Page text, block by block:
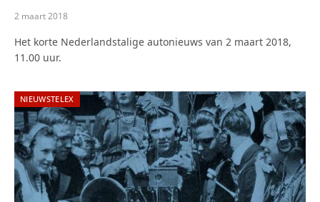
2 maart 2018
Het korte Nederlandstalige autonieuws van 2 maart 2018,
11.00 uur.
NIEUWSTELEX